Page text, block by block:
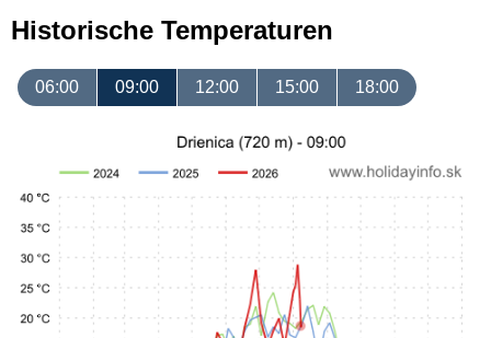
Historische Temperaturen
06:00 09:00 12:00 15:00 18:00